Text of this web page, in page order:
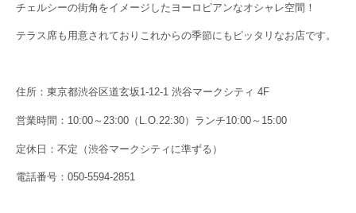
チェルシーの街角をイメージしたヨーロピアンなオシャレ空間！
テラス席も用意されておりこれからの季節にもピッタリなお店です。
住所：東京都渋谷区道玄坂1-12-1 渋谷マークシティ 4F
営業時間：10:00～23:00（L.O.22:30）ランチ10:00～15:00
定休日：不定（渋谷マークシティに準ずる）
電話番号：050-5594-2851